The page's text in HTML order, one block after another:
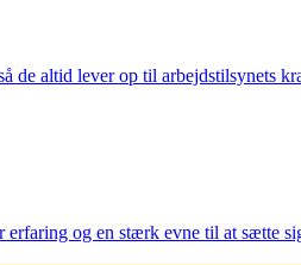
de altid lever op til arbejdstilsynets
erfaring og en stærk evne til at sætte